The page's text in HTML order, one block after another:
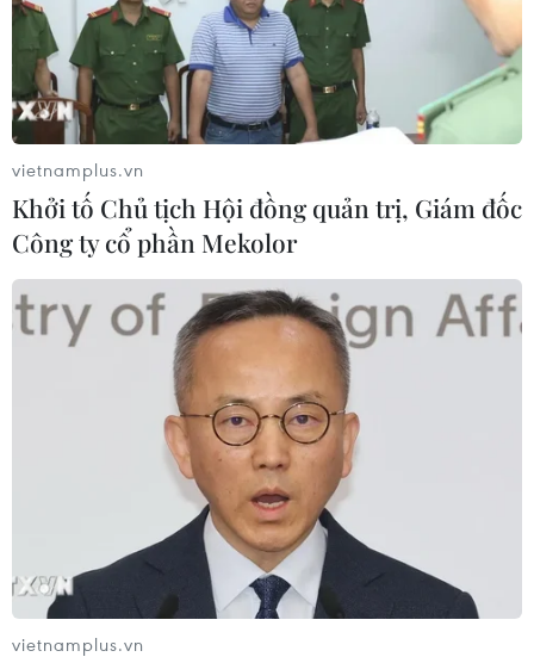
vietnamplus.vn
Khởi tố Chủ tịch Hội đồng quản trị, Giám đốc
Công ty cổ phần Mekolor
vietnamplus.vn